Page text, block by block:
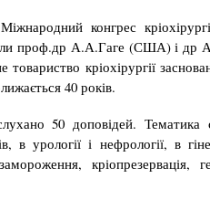
конгрес
проф.др А.А.Гаге (США) і др
кріохірургії
40 років.
50 доповідей. Тематика
в урології і нефрології, в
кріопрезервація,